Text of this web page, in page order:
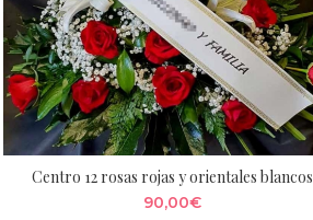
Centro 12 rosas rojas y orientales blancos
90,00€